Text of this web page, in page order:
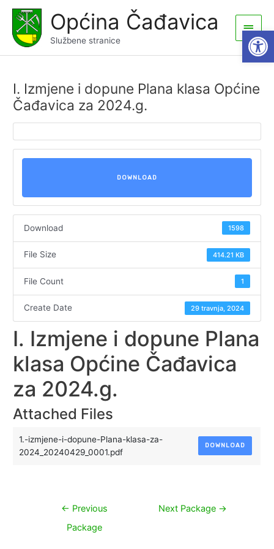
content
Općina Čađavica
Službene stranice
Main
Menu
I. Izmjene i dopune Plana klasa Općine
Čađavica za 2024.g.
DOWNLOAD
Download 1598
File Size 414.21 KB
File Count 1
Create Date 29 travnja, 2024
I. Izmjene i dopune Plana
klasa Općine Čađavica
za 2024.g.
Attached Files
1.-izmjene-i-dopune-Plana-klasa-za-
2024_20240429_0001.pdf
DOWNLOAD
Navigacija
← Previous
Package
Next Package →